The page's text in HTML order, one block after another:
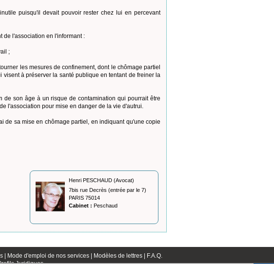
puisqu'il devait pouvoir rester chez lui en percevant
de l'association en l'informant :
;
les mesures de confinement, dont le chômage partiel
à préserver la santé publique en tentant de freiner la
son âge à un risque de contamination qui pourrait être
l'association pour mise en danger de la vie d'autrui.
de sa mise en chômage partiel, en indiquant qu'une copie
Henri PESCHAUD (Avocat)
7bis rue Decrès (entrée par le 7)
PARIS 75014
Cabinet : Peschaud
| Mode d'emploi de nos services | Modèles de lettres |
F.A.Q.